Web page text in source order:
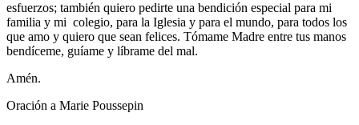
esfuerzos; también quiero pedirte una bendición especial para mi
familia y mi colegio, para la Iglesia y para el mundo, para todos los
que amo y quiero que sean felices. Tómame Madre entre tus manos
bendíceme, guíame y líbrame del mal.
Amén.
Oración a Marie Poussepin